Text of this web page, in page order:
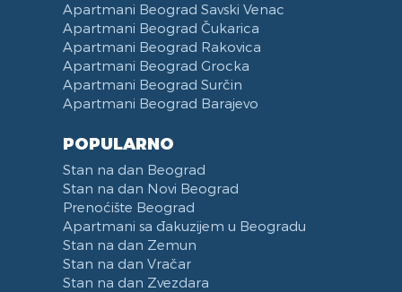
Apartmani Beograd Savski Venac
Apartmani Beograd Čukarica
Apartmani Beograd Rakovica
Apartmani Beograd Grocka
Apartmani Beograd Surčin
Apartmani Beograd Barajevo
POPULARNO
Stan na dan Beograd
Stan na dan Novi Beograd
Prenoćište Beograd
Apartmani sa đakuzijem u Beogradu
Stan na dan Zemun
Stan na dan Vračar
Stan na dan Zvezdara